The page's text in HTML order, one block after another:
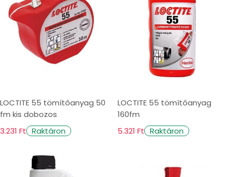
LOCTITE 55 tömítőanyag 50
fm kis dobozos
3.231 Ft Raktáron
LOCTITE 55 tömítőanyag
160fm
5.321 Ft Raktáron